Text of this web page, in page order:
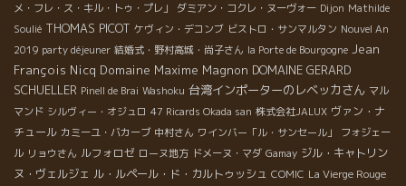
メ・フレ・ス・キル・トゥ・プレ」
ダミアン・コクレ・ヌーヴォー Dijon Mathilde
Soulié THOMAS PICOT ケヴィン・デコンブ ビストロ・サンマルタン Nouvel An
2019 party déjeuner 結婚式・野村高城・尚子さん la Porte de Bourgogne Jean
François Nicq Domaine Maxime Magnon DOMAINE GERARD
SCHUELLER Pinell de Brai Washoku 台湾インポーターのレベッカさん マル
マンド シルヴィー・オジュロ 47 Ricards Okada san 株式会社JALUX ヴァン・ナ
チュール カミーユ・バカーブ 中村さん ワインバー「ル・サンセール」
フォジェー
ル リョウさん ルフォロゼ ローヌ地方 ドメーヌ・マダ Gamay ジル・キャトリン
ヌ・ヴェルジェ ル・ルペール・ド・カルトゥッシュ COMIC La Vierge Rouge